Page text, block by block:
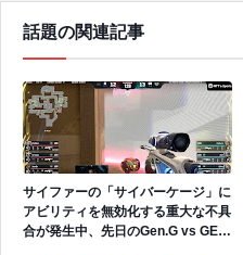
話題の関連記事
サイファーの「サイバーケージ」に
アビリティを無効化する重大な不具
合が発生中、先日のGen.G vs GEで